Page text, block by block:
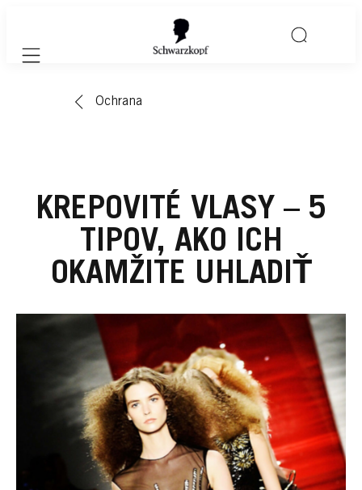
Mobile navigation
Ochrana
KREPOVITÉ VLASY – 5
TIPOV, AKO ICH
OKAMŽITE UHLADIŤ